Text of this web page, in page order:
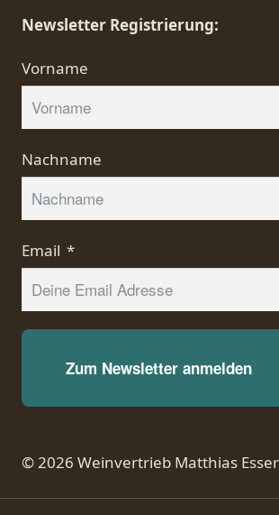
Newsletter Registrierung:
Vorname
Nachname
Email
Zum Newsletter anmelden
© 2026 Weinvertrieb Matthias Esser